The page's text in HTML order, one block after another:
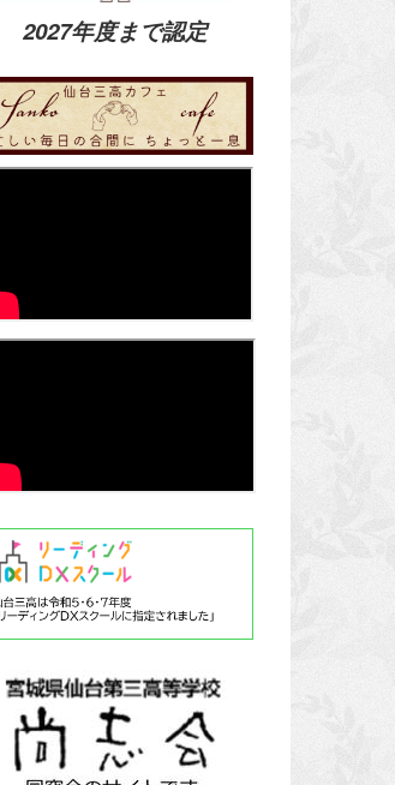
2027年度まで認定